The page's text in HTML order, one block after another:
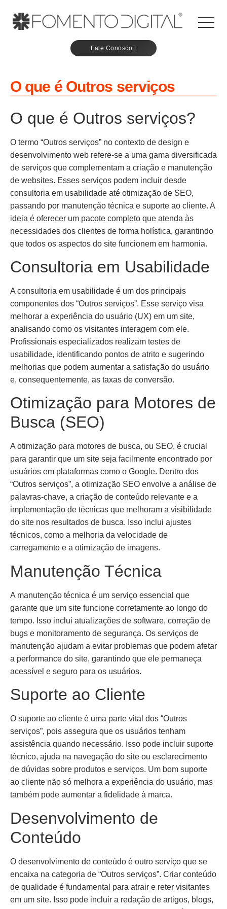
Fale Conosco
O que é Outros serviços
O que é Outros serviços?
O termo “Outros serviços” no contexto de design e
desenvolvimento web refere-se a uma gama diversificada
de serviços que complementam a criação e manutenção
de websites. Esses serviços podem incluir desde
consultoria em usabilidade até otimização de SEO,
passando por manutenção técnica e suporte ao cliente. A
ideia é oferecer um pacote completo que atenda às
necessidades dos clientes de forma holística, garantindo
que todos os aspectos do site funcionem em harmonia.
Consultoria em Usabilidade
A consultoria em usabilidade é um dos principais
componentes dos “Outros serviços”. Esse serviço visa
melhorar a experiência do usuário (UX) em um site,
analisando como os visitantes interagem com ele.
Profissionais especializados realizam testes de
usabilidade, identificando pontos de atrito e sugerindo
melhorias que podem aumentar a satisfação do usuário
e, consequentemente, as taxas de conversão.
Otimização para Motores de
Busca (SEO)
A otimização para motores de busca, ou SEO, é crucial
para garantir que um site seja facilmente encontrado por
usuários em plataformas como o Google. Dentro dos
“Outros serviços”, a otimização SEO envolve a análise de
palavras-chave, a criação de conteúdo relevante e a
implementação de técnicas que melhoram a visibilidade
do site nos resultados de busca. Isso inclui ajustes
técnicos, como a melhoria da velocidade de
carregamento e a otimização de imagens.
Manutenção Técnica
A manutenção técnica é um serviço essencial que
garante que um site funcione corretamente ao longo do
tempo. Isso inclui atualizações de software, correção de
bugs e monitoramento de segurança. Os serviços de
manutenção ajudam a evitar problemas que podem afetar
a performance do site, garantindo que ele permaneça
acessível e seguro para os usuários.
Suporte ao Cliente
O suporte ao cliente é uma parte vital dos “Outros
serviços”, pois assegura que os usuários tenham
assistência quando necessário. Isso pode incluir suporte
técnico, ajuda na navegação do site ou esclarecimento
de dúvidas sobre produtos e serviços. Um bom suporte
ao cliente não só melhora a experiência do usuário, mas
também pode aumentar a fidelidade à marca.
Desenvolvimento de
Conteúdo
O desenvolvimento de conteúdo é outro serviço que se
encaixa na categoria de “Outros serviços”. Criar conteúdo
de qualidade é fundamental para atrair e reter visitantes
em um site. Isso pode incluir a redação de artigos, blogs,